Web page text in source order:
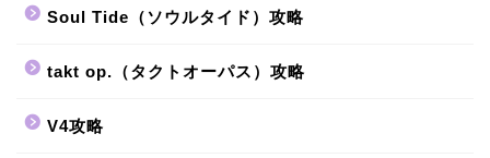
Soul Tide（ソウルタイド）攻略
takt op.（タクトオーパス）攻略
V4攻略